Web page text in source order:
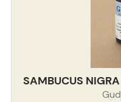
SAMBUCUS